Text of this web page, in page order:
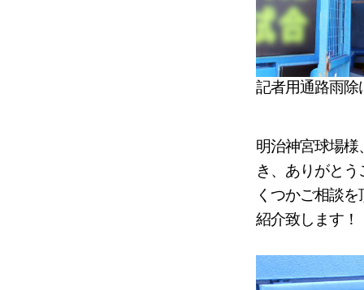
記者用通路雨除
明治神宮球場
き、ありがと
くつかご相談
紹介致します！